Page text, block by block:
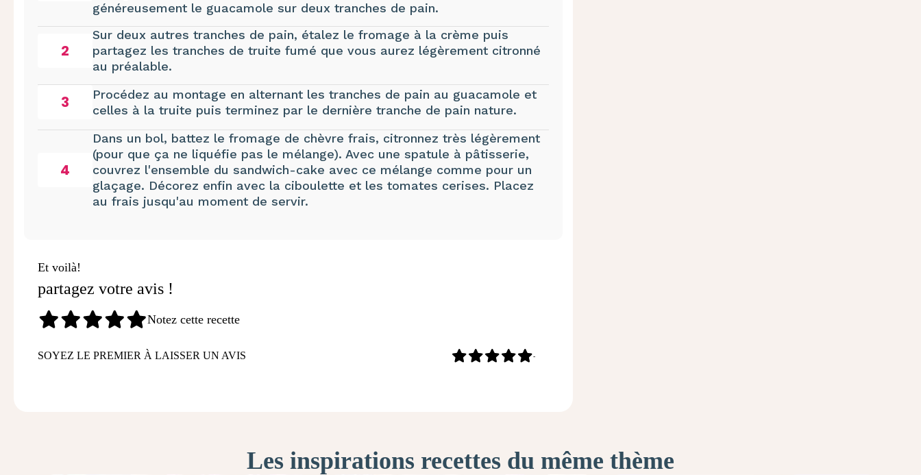
généreusement le guacamole sur deux tranches de pain.
2
Sur deux autres tranches de pain, étalez le fromage à la crème puis
partagez les tranches de truite fumé que vous aurez légèrement citronné
au préalable.
3
Procédez au montage en alternant les tranches de pain au guacamole et
celles à la truite puis terminez par le dernière tranche de pain nature.
4
Dans un bol, battez le fromage de chèvre frais, citronnez très légèrement
(pour que ça ne liquéfie pas le mélange). Avec une spatule à pâtisserie,
couvrez l'ensemble du sandwich-cake avec ce mélange comme pour un
glaçage. Décorez enfin avec la ciboulette et les tomates cerises. Placez
au frais jusqu'au moment de servir.
Et voilà!
partagez votre avis !
Notez cette recette
SOYEZ LE PREMIER À LAISSER UN AVIS -
Les inspirations recettes du même thème